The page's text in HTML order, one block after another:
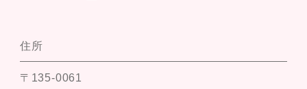
住所
〒135-0061